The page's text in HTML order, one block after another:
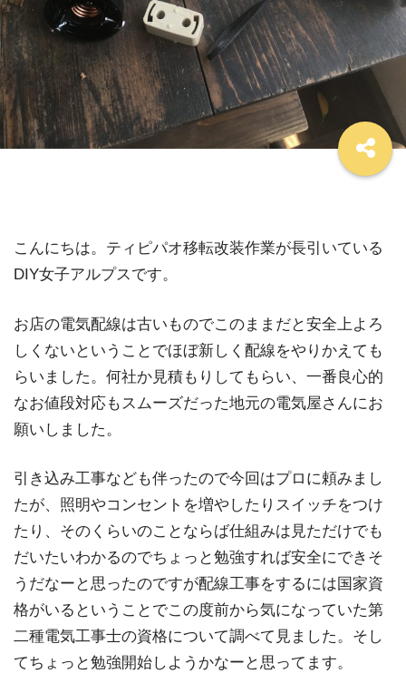
こんにちは。ティピパオ移転改装作業が長引いている
DIY女子アルプスです。
お店の電気配線は古いものでこのままだと安全上よろ
しくないということでほぼ新しく配線をやりかえても
らいました。何社か見積もりしてもらい、一番良心的
なお値段対応もスムーズだった地元の電気屋さんにお
願いしました。
引き込み工事なども伴ったので今回はプロに頼みまし
たが、照明やコンセントを増やしたりスイッチをつけ
たり、そのくらいのことならば仕組みは見ただけでも
だいたいわかるのでちょっと勉強すれば安全にできそ
うだなーと思ったのですが配線工事をするには国家資
格がいるということでこの度前から気になっていた第
二種電気工事士の資格について調べて見ました。そし
てちょっと勉強開始しようかなーと思ってます。